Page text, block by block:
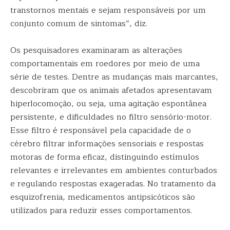
transtornos mentais e sejam responsáveis por um
conjunto comum de sintomas”, diz.
Os pesquisadores examinaram as alterações
comportamentais em roedores por meio de uma
série de testes. Dentre as mudanças mais marcantes,
descobriram que os animais afetados apresentavam
hiperlocomoção, ou seja, uma agitação espontânea
persistente, e dificuldades no filtro sensório-motor.
Esse filtro é responsável pela capacidade de o
cérebro filtrar informações sensoriais e respostas
motoras de forma eficaz, distinguindo estímulos
relevantes e irrelevantes em ambientes conturbados
e regulando respostas exageradas. No tratamento da
esquizofrenia, medicamentos antipsicóticos são
utilizados para reduzir esses comportamentos.